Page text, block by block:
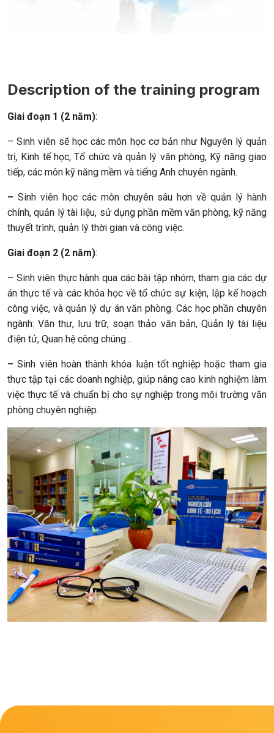
Description of the training program
Giai đoạn 1 (2 năm):
– Sinh viên sẽ học các môn học cơ bản như Nguyên lý quản
trị, Kinh tế học, Tổ chức và quản lý văn phòng, Kỹ năng giao
tiếp, các môn kỹ năng mềm và tiếng Anh chuyên ngành.
– Sinh viên học các môn chuyên sâu hơn về quản lý hành
chính, quản lý tài liệu, sử dụng phần mềm văn phòng, kỹ năng
thuyết trình, quản lý thời gian và công việc.
Giai đoạn 2 (2 năm):
– Sinh viên thực hành qua các bài tập nhóm, tham gia các dự
án thực tế và các khóa học về tổ chức sự kiện, lập kế hoạch
công việc, và quản lý dự án văn phòng. Các học phần chuyên
ngành: Văn thư, lưu trữ, soạn thảo văn bản, Quản lý tài liệu
điện tử, Quan hệ công chúng…
–Sinh viên hoàn thành khóa luận tốt nghiệp hoặc tham gia
thực tập tại các doanh nghiệp, giúp nâng cao kinh nghiệm làm
việc thực tế và chuẩn bị cho sự nghiệp trong môi trường văn
phòng chuyên nghiệp.